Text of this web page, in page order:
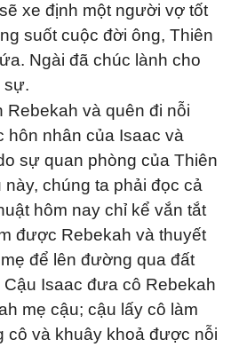
xe định một người vợ tốt
suốt cuộc đời ông, Thiên
Ngài đã chúc lành cho
sự.
Rebekah và quên đi nỗi
hôn nhân của Isaac và
sự quan phòng của Thiên
chúng ta phải đọc cả
hôm nay chỉ kể vắn tắt
được Rebekah và thuyết
để lên đường qua đất
Isaac đưa cô Rebekah
mẹ cậu; cậu lấy cô làm
cô và khuây khoả được nỗi